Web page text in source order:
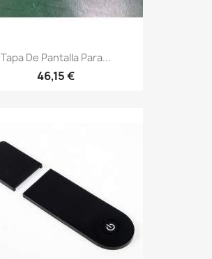
Tapa De Pantalla Para...
46,15 €